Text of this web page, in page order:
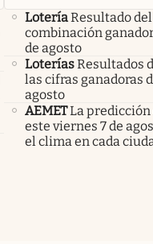
LoteríaResultado
combinación
de agosto
LoteríasResultados
las cifras ganadoras
agosto
AEMETLa
este viernes 7 de
el clima en cada